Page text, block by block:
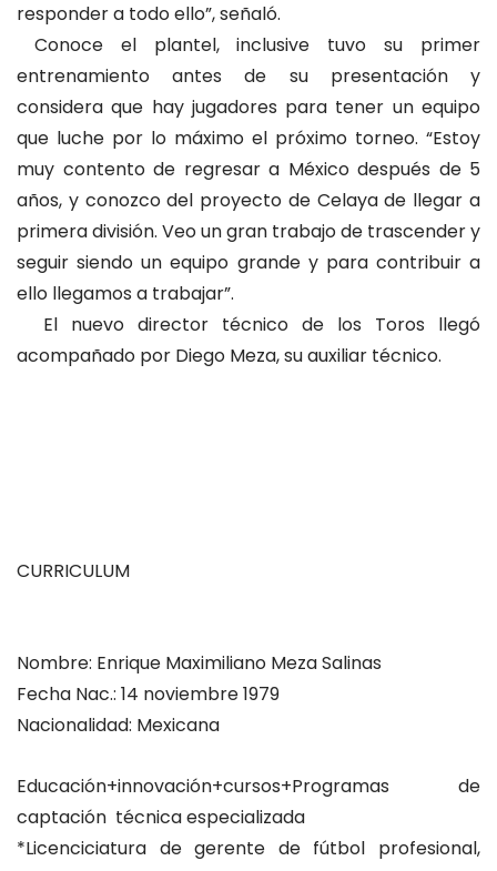
responder a todo ello”, señaló.
Conoce el plantel, inclusive tuvo su primer
entrenamiento antes de su presentación y
considera que hay jugadores para tener un equipo
que luche por lo máximo el próximo torneo. “Estoy
muy contento de regresar a México después de 5
años, y conozco del proyecto de Celaya de llegar a
primera división. Veo un gran trabajo de trascender y
seguir siendo un equipo grande y para contribuir a
ello llegamos a trabajar”.
El nuevo director técnico de los Toros llegó
acompañado por Diego Meza, su auxiliar técnico.
CURRICULUM
Nombre: Enrique Maximiliano Meza Salinas
Fecha Nac.: 14 noviembre 1979
Nacionalidad: Mexicana
Educación+innovación+cursos+Programas de
captación técnica especializada
*Licenciciatura de gerente de fútbol profesional,